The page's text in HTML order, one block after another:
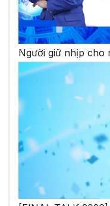
Người giữ nhịp cho